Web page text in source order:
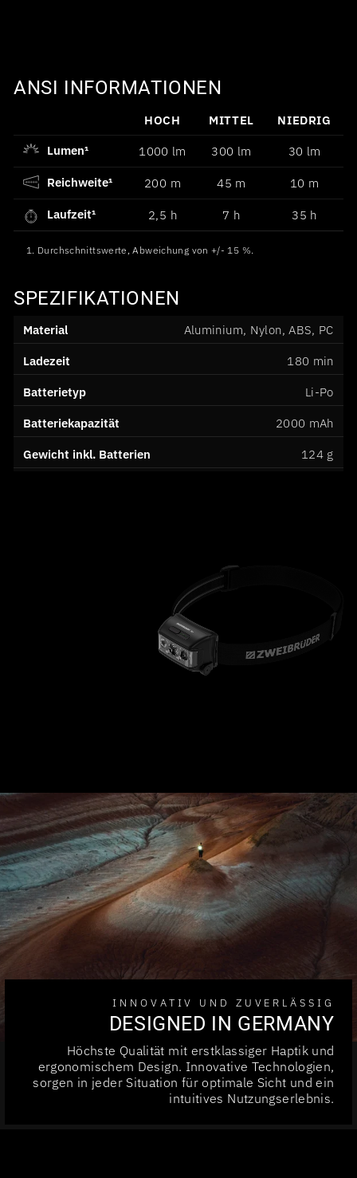
ANSI INFORMATIONEN
HOCH MITTEL
NIEDRIG
Lumen¹
1000 lm 300 lm
30 lm
Reichweite¹
200 m 45 m
10 m
Laufzeit¹
2,5 h 7 h 35 h
1. Durchschnittswerte, Abweichung von +/- 15 %.
SPEZIFIKATIONEN
Material
Aluminium, Nylon, ABS, PC
Ladezeit
180 min
Batterietyp
Li-Po
Batteriekapazität
2000 mAh
Gewicht inkl. Batterien
124 g
INNOVATIV UND ZUVERLÄSSIG
DESIGNED IN GERMANY
Höchste Qualität mit erstklassiger Haptik und
ergonomischem Design. Innovative Technologien,
sorgen in jeder Situation für optimale Sicht und ein
intuitives Nutzungserlebnis.